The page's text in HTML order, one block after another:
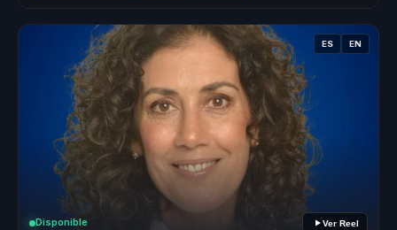
ES EN
Disponible Ver Reel